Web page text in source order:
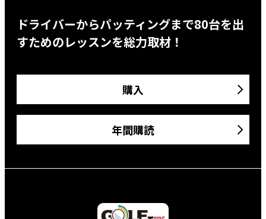
ドライバーからパッティングまで80台を出
すためのレッスンを総力取材！
購入
年間購読